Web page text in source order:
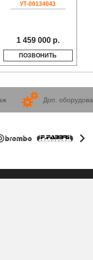
УТ-00134043
1 459 000 р.
ПОЗВОНИТЬ
Доп.